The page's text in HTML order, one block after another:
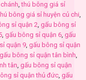
,thú bông giá sỉ
bông giá sỉ huyện củ chi,
sỉ quận 2, gấu bông sỉ
, gấu bông sỉ quận 6, gấu
quận 9, gấu bông sỉ quận
gấu bông sỉ quận tân bình,
tân, gấu bông sỉ quận
sỉ quận thủ đức, gấu